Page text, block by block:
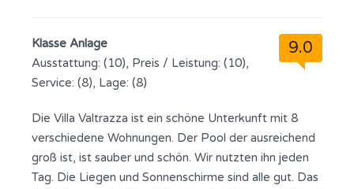
9.0
Klasse Anlage
Ausstattung: (10), Preis / Leistung: (10),
Service: (8), Lage: (8)
Die Villa Valtrazza ist ein schöne Unterkunft mit 8
verschiedene Wohnungen. Der Pool der ausreichend
groß ist, ist sauber und schön. Wir nutzten ihn jeden
Tag. Die Liegen und Sonnenschirme sind alle gut. Das